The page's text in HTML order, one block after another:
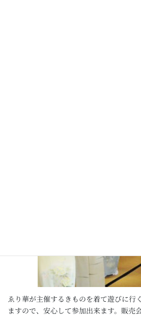
ゑり華が主催するきものを着て遊びに行
ますので、安心して参加出来ます。販売